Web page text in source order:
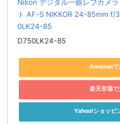
Nikon デジタル一眼レフカメ
ト AF-S NIKKOR 24-85mm f/
0LK24-85
D750LK24-85
Amazonで
楽天市場で
Yahoo!ショッピ